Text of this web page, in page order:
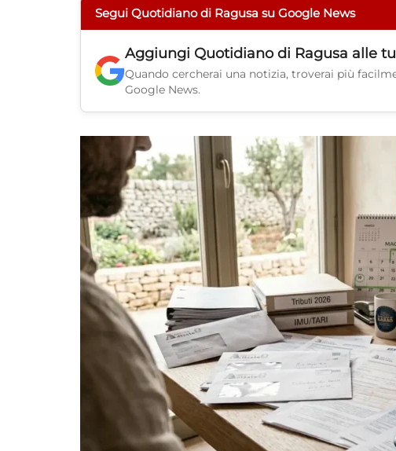
Segui Quotidiano di Ragusa su Google News
Aggiungi Quotidiano di Ragusa alle
Quando cercherai una notizia, troverai più
Google News.